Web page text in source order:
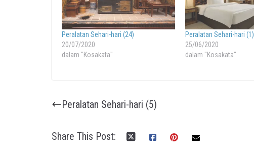
Peralatan Sehari-hari (24)
20/07/2020
dalam "Kosakata"
Peralatan Sehari-hari (1)
25/06/2020
dalam "Kosakata"
Peralatan Sehari-hari (5)
Share This Post: